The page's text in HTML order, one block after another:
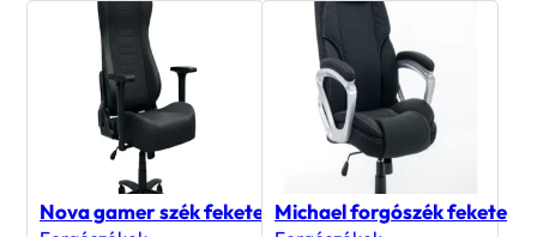
Nova gamer szék fekete Michael forgószék fekete